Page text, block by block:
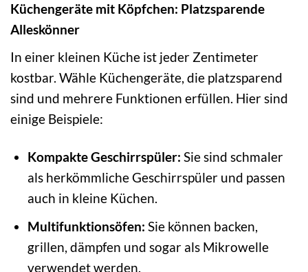
Küchengeräte mit Köpfchen: Platzsparende
Alleskönner
In einer kleinen Küche ist jeder Zentimeter
kostbar. Wähle Küchengeräte, die platzsparend
sind und mehrere Funktionen erfüllen. Hier sind
einige Beispiele:
Kompakte Geschirrspüler: Sie sind schmaler
als herkömmliche Geschirrspüler und passen
auch in kleine Küchen.
Multifunktionsöfen: Sie können backen,
grillen, dämpfen und sogar als Mikrowelle
verwendet werden.